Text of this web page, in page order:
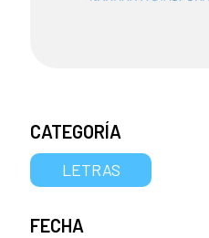
CATEGORÍA
LETRAS
FECHA